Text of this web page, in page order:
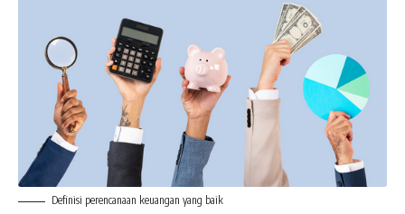
Definisi perencanaan keuangan yang baik